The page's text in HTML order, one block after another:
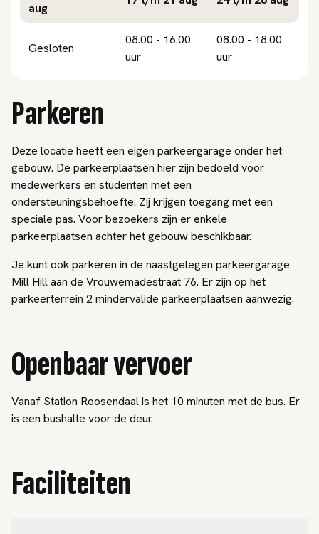
aug
Gesloten
08.00 - 16.00
uur
08.00 - 18.00
uur
Parkeren
Deze locatie heeft een eigen parkeergarage onder het
gebouw. De parkeerplaatsen hier zijn bedoeld voor
medewerkers en studenten met een
ondersteuningsbehoefte. Zij krijgen toegang met een
speciale pas. Voor bezoekers zijn er enkele
parkeerplaatsen achter het gebouw beschikbaar.
Je kunt ook parkeren in de naastgelegen parkeergarage
Mill Hill aan de Vrouwemadestraat 76. Er zijn op het
parkeerterrein 2 mindervalide parkeerplaatsen aanwezig.
Openbaar vervoer
Vanaf Station Roosendaal is het 10 minuten met de bus. Er
is een bushalte voor de deur.
Faciliteiten